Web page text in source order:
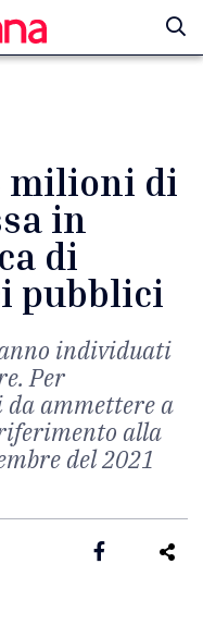
milioni di
in
di
pubblici
individuati
Per
ammettere a
alla
del 2021